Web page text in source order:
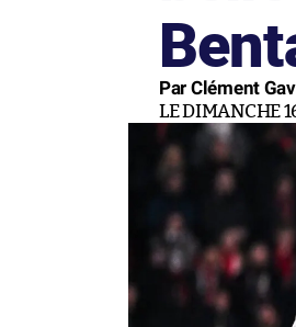
Par Clément
LE DIMANCHE